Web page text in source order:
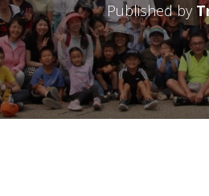
Published by